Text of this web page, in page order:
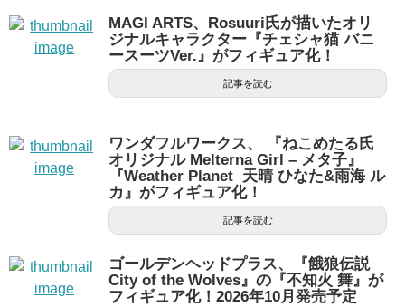
MAGI ARTS、Rosuuri氏が描いたオリ
ジナルキャラクター『チェシャ猫 バニ
ースーツVer.』がフィギュア化！
記事を読む
ワンダフルワークス、 『ねこめたる氏
オリジナル Melterna Girl – メタ子』
『Weather Planet 天晴 ひなた&雨海 ル
カ』がフィギュア化！
記事を読む
ゴールデンヘッドプラス、『餓狼伝説
City of the Wolves』の『不知火 舞』が
フィギュア化！2026年10月発売予定